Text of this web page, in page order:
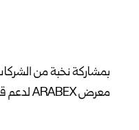
بمشاركة نخبة من
معرض ARABEX لدعم قطاع البناء والإعمار